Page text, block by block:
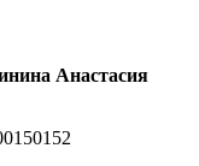
Анастасия